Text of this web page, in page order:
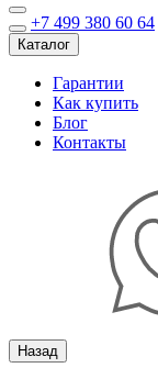
+7 499 380 60 64
Каталог
Гарантии
Как купить
Блог
Контакты
Назад